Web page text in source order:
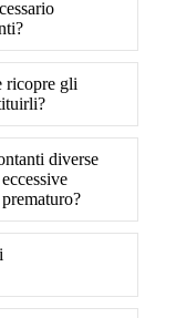
ricopre gli
diverse